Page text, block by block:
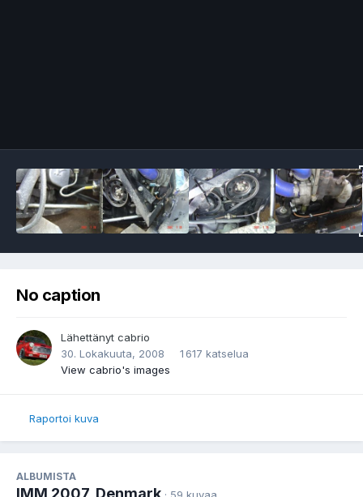
No caption
Lähettänyt cabrio
30. Lokakuuta, 2008
1 617 katselua
View cabrio's images
Raportoi kuva
ALBUMISTA
IMM 2007, Denmark